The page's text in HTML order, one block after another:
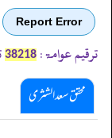
Report Error
ترقیم عوامۃ: 38218
محقق سعد الشثری